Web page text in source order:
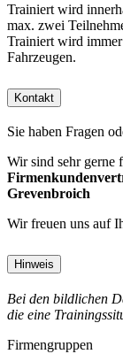
Trainiert wird
max. zwei
Trainiert wird
Fahrzeugen.
Kontakt
Sie haben Fragen
Wir sind sehr gerne
Grevenbroich
Wir freuen uns auf
Hinweis
Bei den bildlichen
die eine
Firmengruppen